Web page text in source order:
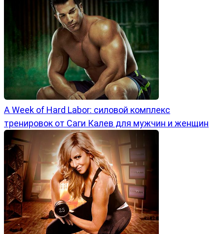
A Week of Hard Labor: силовой комплекс
тренировок от Саги Калев для мужчин и женщин